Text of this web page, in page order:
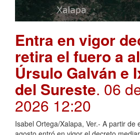
Entra en vigor
retira el fuero a
Úrsulo Galván e
del Sureste. 06
2026 12:20
Isabel Ortega/Xalapa, Ver.- A partir de